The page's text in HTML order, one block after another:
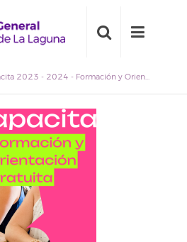
Capacita 2023 - 2024 - Formación y Orientación Gratuita